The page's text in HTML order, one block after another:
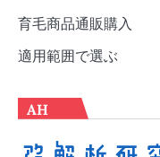
育毛商品通販購入
適用範囲で選ぶ
AH